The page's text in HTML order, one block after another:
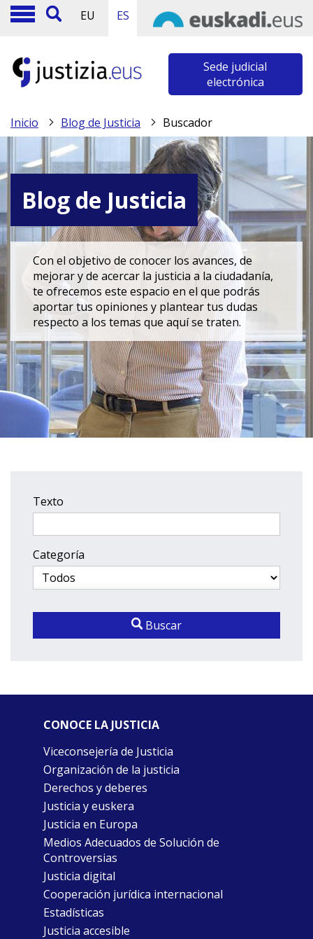
EU ES
Sede judicial
electrónica
Inicio Blog de Justicia Buscador
Blog de Justicia
Con el objetivo de conocer los avances, de
mejorar y de acercar la justicia a la ciudadanía,
te ofrecemos este espacio en el que podrás
aportar tus opiniones y plantear tus dudas
respecto a los temas que aquí se traten.
Texto
Categoría
Buscar
CONOCE LA JUSTICIA
Viceconsejería de Justicia
Organización de la justicia
Derechos y deberes
Justicia y euskera
Justicia en Europa
Medios Adecuados de Solución de
Controversias
Justicia digital
Cooperación jurídica internacional
Estadísticas
Justicia accesible